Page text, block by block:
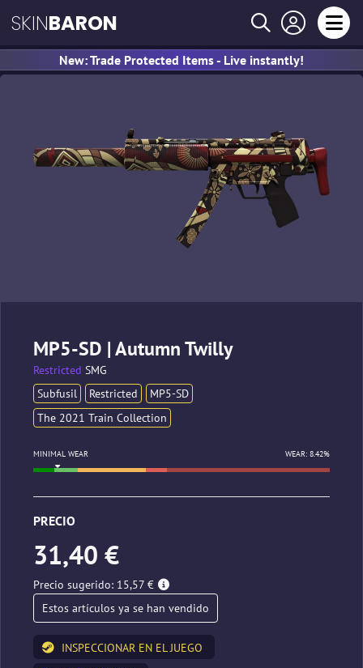
SKINBARON
New: Trade Protected Items - Live instantly!
MP5-SD | Autumn Twilly
Restricted SMG
Subfusil
Restricted
MP5-SD
The 2021 Train Collection
MINIMAL WEAR WEAR: 8.42%
PRECIO
31,40 €
Precio sugerido: 15,57 €
Estos artículos ya se han vendido
INSPECCIONAR EN EL JUEGO